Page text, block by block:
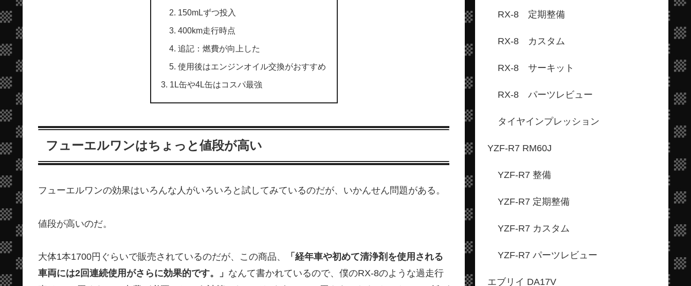
150mLずつ投入
400km走行時点
追記：燃費が向上した
使用後はエンジンオイル交換がおすすめ
1L缶や4L缶はコスパ最強
フューエルワンはちょっと値段が高い
フューエルワンの効果はいろんな人がいろいろと試してみているのだが、いかんせん問題がある。
値段が高いのだ。
大体1本1700円ぐらいで販売されているのだが、この商品、
「経年車や初めて清浄剤を使用される
車両には2回連続使用がさらに効果的です。」 なんて書かれているので、僕のRX-8のような過走行
RX-8 定期整備
RX-8 カスタム
RX-8 サーキット
RX-8 パーツレビュー
タイヤインプレッション
YZF-R7 RM60J
YZF-R7 整備
YZF-R7 定期整備
YZF-R7 カスタム
YZF-R7 パーツレビュー
エブリイ DA17V